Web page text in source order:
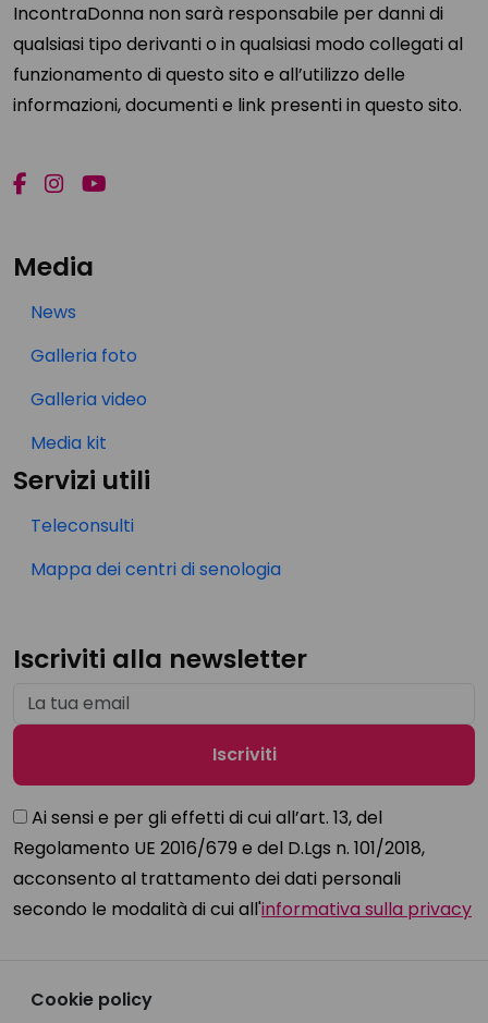
IncontraDonna non sarà responsabile per danni di
qualsiasi tipo derivanti o in qualsiasi modo collegati al
funzionamento di questo sito e all’utilizzo delle
informazioni, documenti e link presenti in questo sito.
Media
News
Galleria foto
Galleria video
Media kit
Servizi utili
Teleconsulti
Mappa dei centri di senologia
Iscriviti alla newsletter
Ai sensi e per gli effetti di cui all’art. 13, del
Regolamento UE 2016/679 e del D.Lgs n. 101/2018,
acconsento al trattamento dei dati personali
secondo le modalità di cui all'informativa sulla privacy
Cookie policy